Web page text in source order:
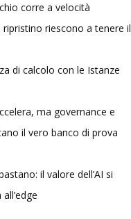
corre a velocità
ripristino riescono a tenere il
di calcolo con le Istanze
ma governance e
il vero banco di prova
il valore dell’AI si